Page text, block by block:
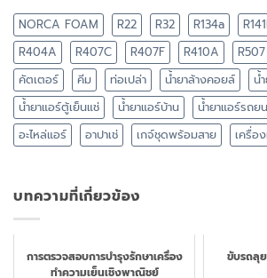
NORCA FOAM R22 R32 R134a
R404A
R407C R407F R410A R507
คัตเตอร์
คีม ท่อเปล่า น้ำยาล้างคอยล์
น้
น้ำยาแอร์ตู้เย็นแช่
น้ำยาแอร์บ้าน น้ำยาแอร์รถย
อะไหล่แอร์
อาปาเช่ เกจ์ชุดพร้อมสาย เครื่อ
บทความที่เกี่ยวข้อง
การตรวจสอบการบำรุงรักษาเครื่อง
ทำความเย็นเชิงพาณิชย์
ขับรถลุย